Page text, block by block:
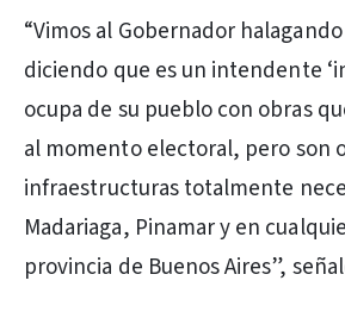
“Vimos al Gobernador
diciendo que es un intendente
ocupa de su pueblo con obras
al momento electoral, pero son
infraestructuras totalmente
Madariaga, Pinamar y en
provincia de Buenos Aires”,